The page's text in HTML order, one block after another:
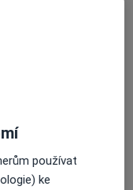
aktivní
na pojišťovnu
používat
ke